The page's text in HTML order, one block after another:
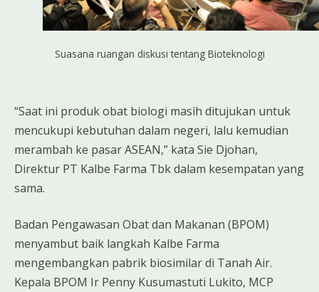
Suasana ruangan diskusi tentang Bioteknologi
“Saat ini produk obat biologi masih ditujukan untuk
mencukupi kebutuhan dalam negeri, lalu kemudian
merambah ke pasar ASEAN,” kata Sie Djohan,
Direktur PT Kalbe Farma Tbk dalam kesempatan yang
sama.
Badan Pengawasan Obat dan Makanan (BPOM)
menyambut baik langkah Kalbe Farma
mengembangkan pabrik biosimilar di Tanah Air.
Kepala BPOM Ir Penny Kusumastuti Lukito, MCP